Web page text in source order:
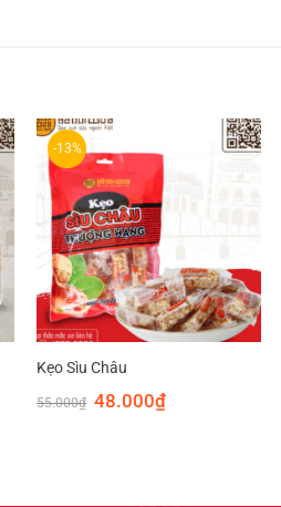
-13%
Kẹo Sìu Châu
55.000₫ Giá
gốc
48.000₫Giá
hiện